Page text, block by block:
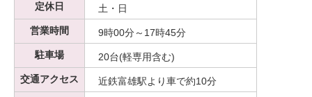
定休日
土・日
営業時間
9時00分～17時45分
駐車場
20台(軽専用含む)
交通アクセス
近鉄富雄駅より車で約10分